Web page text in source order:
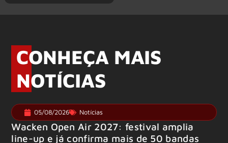
CONHEÇA MAIS
NOTÍCIAS
05/08/2026 Notícias
Wacken Open Air 2027: festival amplia
line-up e já confirma mais de 50 bandas